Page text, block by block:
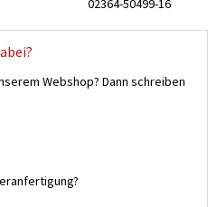
Fassauflagen.Diese können einfach
Unsere Fassregale für 60-Liter
oder feuerverzinkte Gestelle und
mit Übereinstimmungserklärung, für
1-3 und
02364-50499-16
Webshop? Dann schreiben